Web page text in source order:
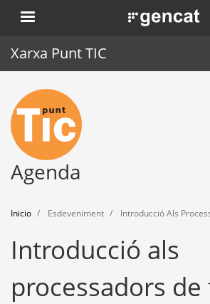
Pasar
al
. Obre en una
Xarxa Punt TIC
Inicio
Punt TIC
Actualidad
Herramientas
Agenda
Inicio Esdeveniment Introducció Als
Introducció als
processadors de